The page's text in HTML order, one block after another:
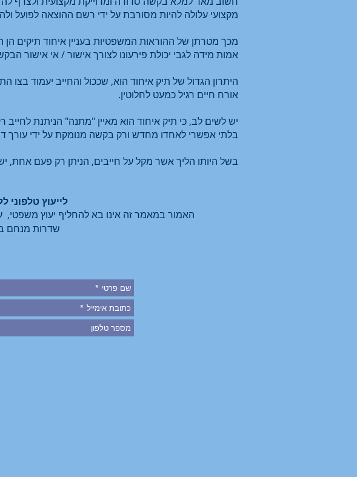
מקצועי עלולה להיות מסורבת על ידי רשם ההוצאה לפועל
מכך מטרתן של ההוראות המשפטיות בעניין איחוד תיקים
אמות מידה לגבי יכולת פירעונו לצורך אישור / אי אישור
היתרון הגדול של תיק איחוד הוא, שככול והחייב יעמוד בצו
אורח חיים רגיל כמעט לחלוטין.
יש לשים לב, כי תיק איחוד הוא מאיין "מתנה" הניתנת
בלתי אפשרי לאחדו מחדש ורק בקשה מנומקת על ידי עורך
בשל היותו הליך אשר מקל על חייבים, הניתן רק פעם אחת,
לייעוץ טלפוני ללא
שדרות מנחם בגין 144 מגדל מידטאון קומה